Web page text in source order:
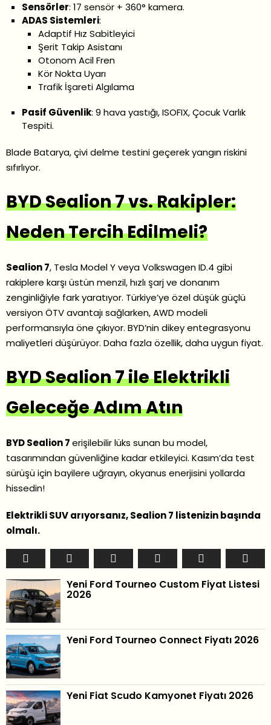
Sensörler: 17 sensör + 360° kamera.
ADAS Sistemleri:
Adaptif Hız Sabitleyici
Şerit Takip Asistanı
Otonom Acil Fren
Kör Nokta Uyarı
Trafik İşareti Algılama
Pasif Güvenlik: 9 hava yastığı, ISOFIX, Çocuk Varlık
Tespiti.
Blade Batarya, çivi delme testini geçerek yangın riskini
sıfırlıyor.
BYD Sealion 7 vs. Rakipler:
Neden Tercih Edilmeli?
Sealion 7, Tesla Model Y veya Volkswagen ID.4 gibi
rakiplere karşı üstün menzil, hızlı şarj ve donanım
zenginliğiyle fark yaratıyor. Türkiye’ye özel düşük güçlü
versiyon ÖTV avantajı sağlarken, AWD modeli
performansıyla öne çıkıyor. BYD’nin dikey entegrasyonu
maliyetleri düşürüyor. Daha fazla özellik, daha uygun fiyat.
BYD Sealion 7 ile Elektrikli
Geleceğe Adım Atın
BYD Sealion 7erişilebilir lüks sunan bu model,
tasarımından güvenliğine kadar etkileyici. Kasım’da test
sürüşü için bayilere uğrayın, okyanus enerjisini yollarda
hissedin!
Elektrikli SUV arıyorsanız, Sealion 7 listenizin başında
olmalı.
Yeni Ford Tourneo Custom Fiyat Listesi
2026
Yeni Ford Tourneo Connect Fiyatı 2026
Yeni Fiat Scudo Kamyonet Fiyatı 2026